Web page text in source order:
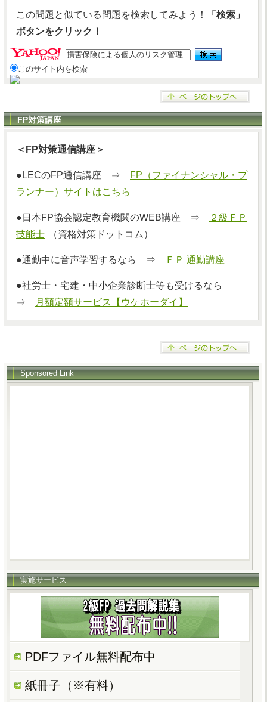
この問題と似ている問題を検索してみよう！
「検索」
ボタンをクリック！
このサイト内を検索
FP対策講座
＜FP対策通信講座＞
●LECのFP通信講座 ⇒
FP（ファイナンシャル・プ
ランナー）サイトはこちら
●日本FP協会認定教育機関のWEB講座 ⇒
２級ＦＰ
技能士
（資格対策ドットコム）
●通勤中に音声学習するなら ⇒ ＦＰ 通勤講座
●社労士・宅建・中小企業診断士等も受けるなら
⇒
月額定額サービス【ウケホーダイ】
Sponsored Link
実施サービス
PDFファイル無料配布中
紙冊子（※有料）